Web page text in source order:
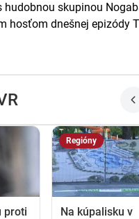
hudobnou skupinou
hosťom dnešnej epizódy
proti
Regióny
Na kúpalisku v